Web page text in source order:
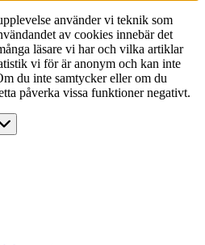
använder vi teknik som
av cookies innebär det
läsare vi har och vilka artiklar
vi för är anonym och kan inte
du inte samtycker eller om du
påverka vissa funktioner negativt.